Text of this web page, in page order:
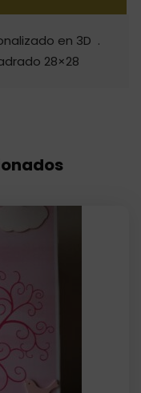
en 3D .
28×28